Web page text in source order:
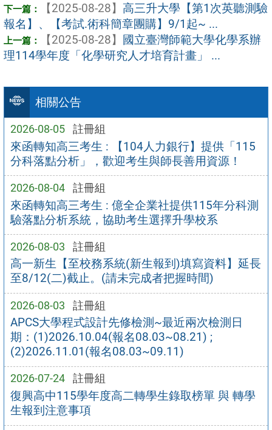
相關公告
2026-08-05 註冊組
來函轉知高三考生 : 【104人力銀行】提供「115
分科落點分析」，歡迎考生與師長善用資源！
2026-08-04 註冊組
來函轉知高三考生 : 億全企業社提供115年分科測
驗落點分析系統，協助考生選擇升學校系
2026-08-03 註冊組
高一新生【至校務系統(新生報到)填寫資料】延長
至8/12(二)截止。(請未完成者把握時間)
2026-08-03 註冊組
APCS大學程式設計先修檢測~最近兩次檢測日
期：(1)2026.10.04(報名08.03~08.21) ;
(2)2026.11.01(報名08.03~09.11)
2026-07-24 註冊組
復興高中115學年度高二轉學生錄取榜單 與 轉學
生報到注意事項
【2025-08-28】 高三升大學【第1次英聽測驗
報名】、【考試.術科簡章團購】9/1起~ ...
【2025-08-28】 國立臺灣師範大學化學系辦
理114學年度「化學研究人才培育計畫」 ...